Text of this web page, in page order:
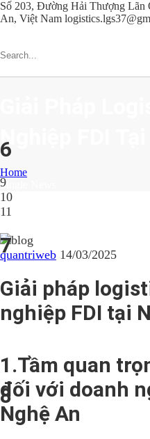
Số 203, Đường Hải Thượng Lãn
An, Việt Nam
6
9
10
11
7
8
Nghiệp FDI Tại
Home
Single News
quantriweb 14/03/2025
Giải pháp
nghiệp FDI tại
1.Tầm quan
đối với doanh
Nghệ An